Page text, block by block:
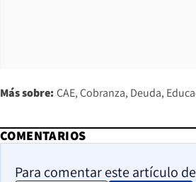
Más sobre: CAE Cobranza Deuda
COMENTARIOS
Para comentar este artículo